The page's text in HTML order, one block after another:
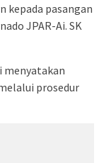
kepada pasangan
JPAR-Ai. SK
menyatakan
prosedur